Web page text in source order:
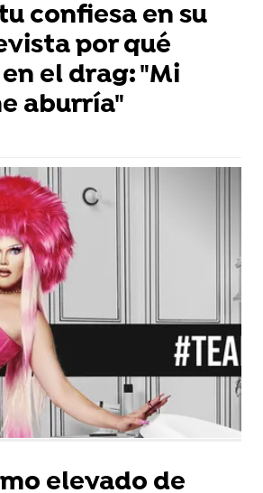
confiesa en su
por qué
el drag: "Mi
aburría"
elevado de